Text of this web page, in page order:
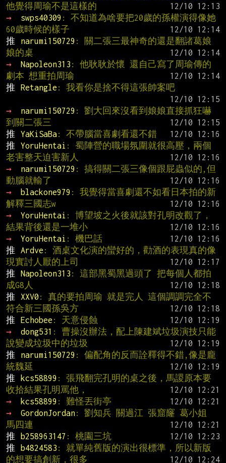
他覺得周瑜不是這樣的
→
swps40309 : 不知道為啥要把20歲的孫權演得像她
60歲時候的樣子
推
narumi150729 : 關二張三最神奇的還是翻諸葛娘
娘的桌
→
Napoleon313 : 他耿耿於懷 還自己寫了周瑜傳的
劇本 想重拍周瑜
推
Retangle : 我看你是捨不得這張帥案吧
→
narumi150729 : 劉大回來沒看到娘娘直接抓狂嚇
到關二張三
推
YaKiSaBa: 不帶腦當喜劇看還不錯
推
YoruHentai : 蜀陣營的職場氛圍就很高壓，兩個
老害整天迫害新人
→
narumi150729 : 搞得關二張三像個跟屁蟲似的,但
動腦就輸了
→
blackone979 : 我覺得當喜劇還不如看日本拍的新
解釋三國志w
→
YoruHentai : 博望坡之火後就該對孔明改觀了，
結果背後還是一堆小
→
YoruHentai : 機巴話
推
Ardve : 酒桌文化演的蠻好的，勸酒的表現真的像
現實討人厭的上司
推
Napoleon313 : 這部黑蜀黑過頭了 把每個人都拍
成G8人
推
XXV0 : 真的要拍周瑜 就是完人 這個調調完全不
符合新三國孫吳方
推
Echobee : 天意侵蝕
→
dong531 : 曹操沒辦法，配上陳建斌垃圾演技只能
說變成垃圾中的垃圾
推
narumi150729 : 偏配角的反而詮釋得不錯,像是龐
統魏延
推
kcs58899 : 張飛翻完孔明的桌之後，馬謖原本要
收拾結果孔明罵他，
→
kcs58899 : 難怪丟街亭
→
GordonJordan: 劉知兵 關過江 張窟窿 葛小姐
馬四連
推
b258963147 : 桃園三坑
推
b4824583 : 就單純舊版的演出很標準，所以新版
的想要搞創新，很多